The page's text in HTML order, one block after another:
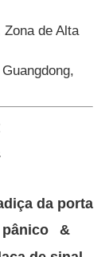
de Alta
da porta
&